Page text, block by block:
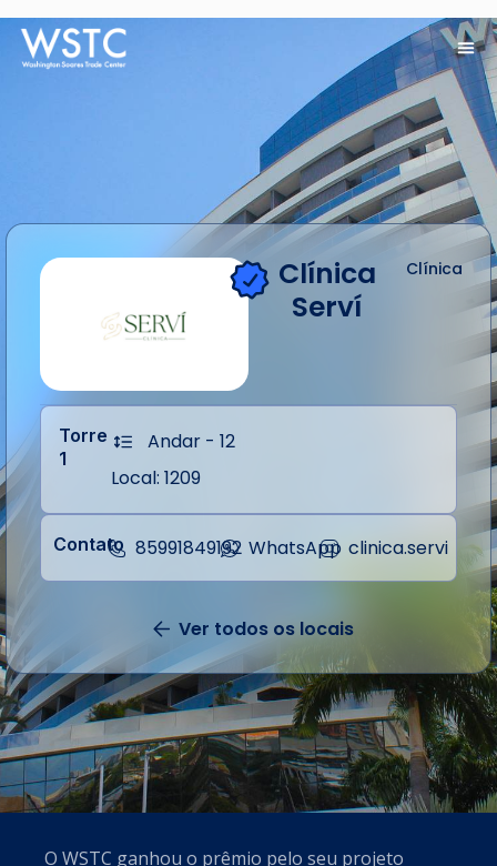
Clínica
Serví
Clínica
Torre
1
Andar - 12
Local: 1209
Contato 85991849192 WhatsApp clinica.servi
Ver todos os locais
O WSTC ganhou o prêmio pelo seu projeto